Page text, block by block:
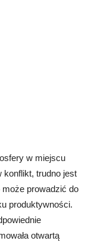
w miejscu
konflikt, trudno jest
prowadzić do
produktywności.
otwartą